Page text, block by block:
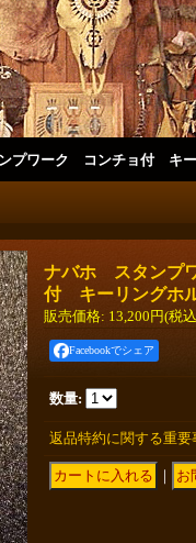
プワーク コンチョ付 キー
ナバホ スタンプ
付 キーリングホ
販売価格: 13,200円(税
Facebookでシェア
数量:
返品特約に関する重要
｜